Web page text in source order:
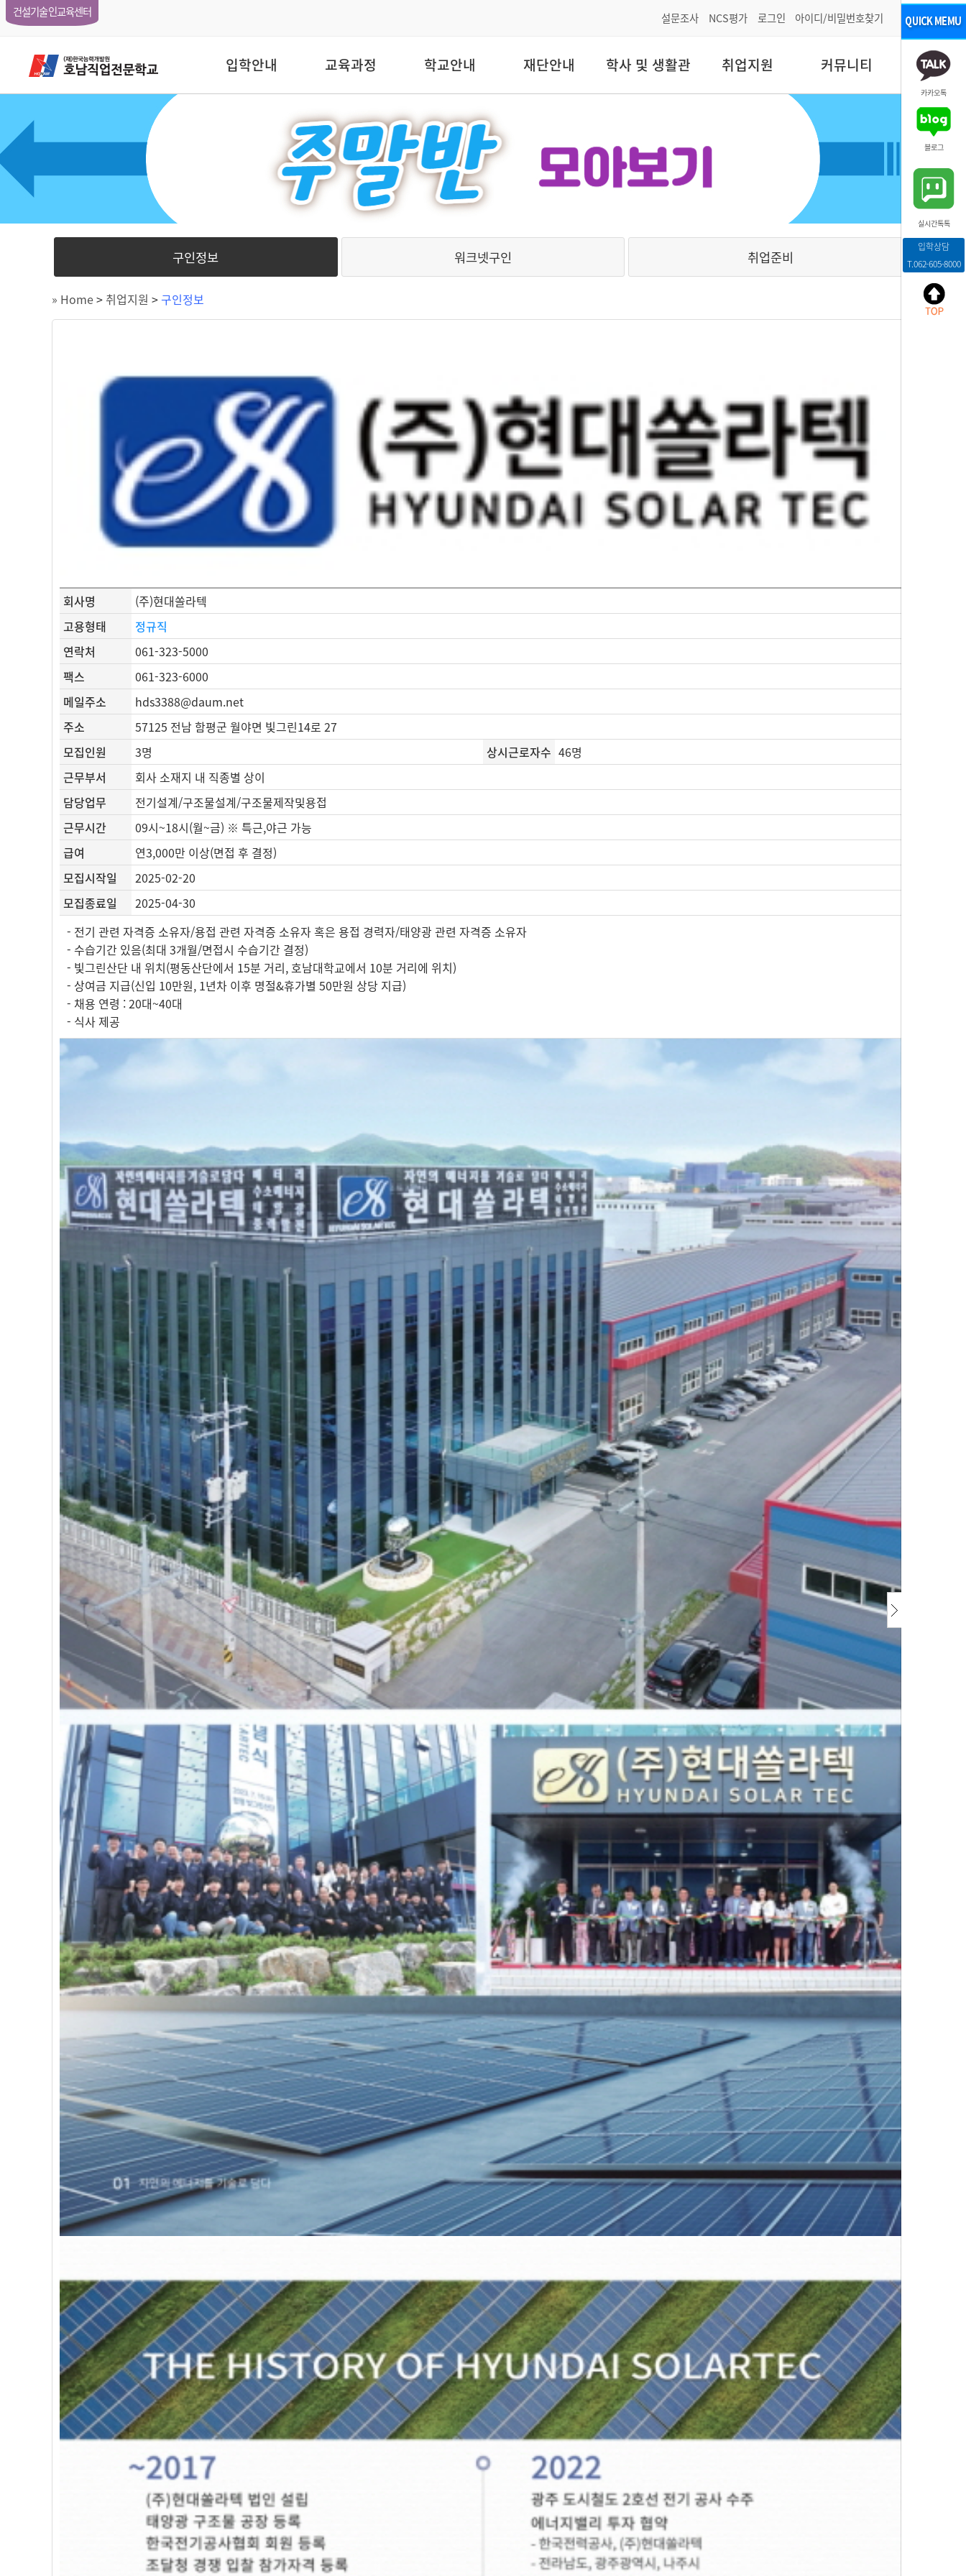
건설기술인교육센터 설문조사 NCS평가 로그인 아이디/비밀번호찾기
입학안내 교육과정 학교안내 재단안내 학사 및 생활관 취업지원 커뮤니티
구인정보 워크넷구인 취업준비
» Home> 취업지원 >구인정보
회사명
(주)현대쏠라텍
고용형태
정규직
연락처
061-323-5000
팩스
061-323-6000
메일주소
hds3388@daum.net
주소
57125 전남 함평군 월야면 빛그린14로 27
모집인원
3명 상시근로자수 46명
근무부서
회사 소재지 내 직종별 상이
담당업무
전기설계/구조물설계/구조물제작및용접
근무시간
09시~18시(월~금) ※ 특근,야근 가능
급여
연3,000만 이상(면접 후 결정)
모집시작일
2025-02-20
모집종료일
2025-04-30
- 전기 관련 자격증 소유자/용접 관련 자격증 소유자 혹은 용접 경력자/태양광 관련 자격증 소유자
- 수습기간 있음(최대 3개월/면접시 수습기간 결정)
- 빛그린산단 내 위치(평동산단에서 15분 거리, 호남대학교에서 10분 거리에 위치)
- 상여금 지급(신입 10만원, 1년차 이후 명절&휴가별 50만원 상당 지급)
- 채용 연령 : 20대~40대
- 식사 제공
카카오톡
블로그
실시간톡톡
입학상담
T.062-605-8000